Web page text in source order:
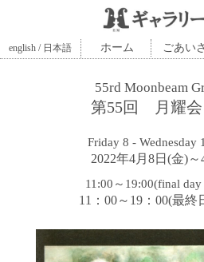
english / 日本語 ホーム ごあい
55rd Moonbeam
第55回 月耀会
Friday 8 - Wednesday
2022年4月8日(金)
11:00～19:00(final day
11：00～19：00(最終